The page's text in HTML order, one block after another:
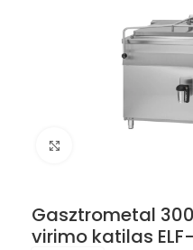
Gasztrometal
virimo katilas